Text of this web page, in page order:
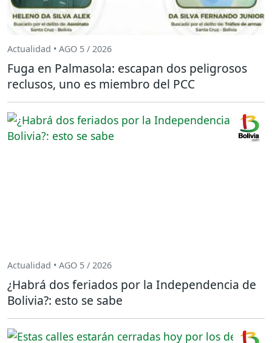
Actualidad • AGO 5 / 2026
Fuga en Palmasola: escapan dos peligrosos
reclusos, uno es miembro del PCC
Actualidad • AGO 5 / 2026
¿Habrá dos feriados por la Independencia de
Bolivia?: esto se sabe